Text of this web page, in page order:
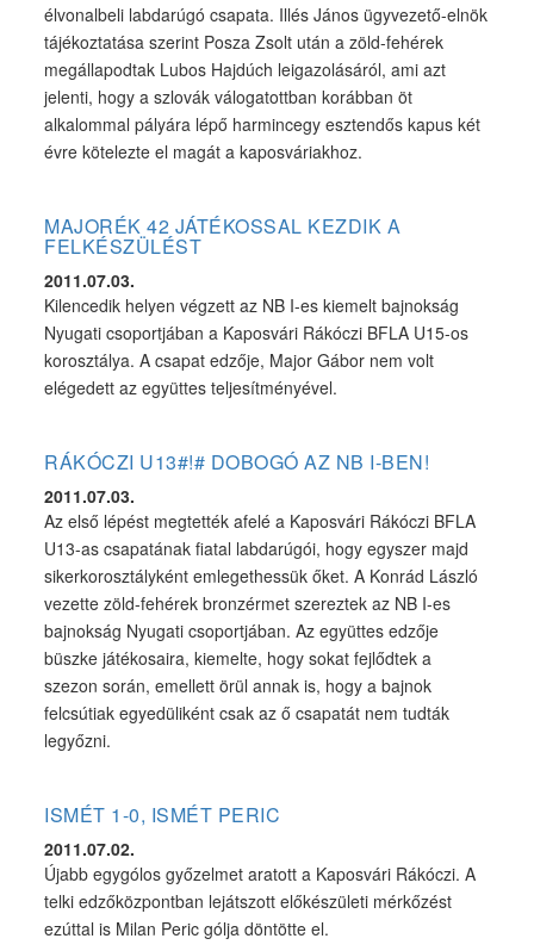
élvonalbeli labdarúgó csapata. Illés János ügyvezető-elnök
tájékoztatása szerint Posza Zsolt után a zöld-fehérek
megállapodtak Lubos Hajdúch leigazolásáról, ami azt
jelenti, hogy a szlovák válogatottban korábban öt
alkalommal pályára lépő harmincegy esztendős kapus két
évre kötelezte el magát a kaposváriakhoz.
MAJORÉK 42 JÁTÉKOSSAL KEZDIK A
FELKÉSZÜLÉST
2011.07.03.
Kilencedik helyen végzett az NB I-es kiemelt bajnokság
Nyugati csoportjában a Kaposvári Rákóczi BFLA U15-os
korosztálya. A csapat edzője, Major Gábor nem volt
elégedett az együttes teljesítményével.
RÁKÓCZI U13#!# DOBOGÓ AZ NB I-BEN!
2011.07.03.
Az első lépést megtették afelé a Kaposvári Rákóczi BFLA
U13-as csapatának fiatal labdarúgói, hogy egyszer majd
sikerkorosztályként emlegethessük őket. A Konrád László
vezette zöld-fehérek bronzérmet szereztek az NB I-es
bajnokság Nyugati csoportjában. Az együttes edzője
büszke játékosaira, kiemelte, hogy sokat fejlődtek a
szezon során, emellett örül annak is, hogy a bajnok
felcsútiak egyedüliként csak az ő csapatát nem tudták
legyőzni.
ISMÉT 1-0, ISMÉT PERIC
2011.07.02.
Újabb egygólos győzelmet aratott a Kaposvári Rákóczi. A
telki edzőközpontban lejátszott előkészületi mérkőzést
ezúttal is Milan Peric gólja döntötte el.